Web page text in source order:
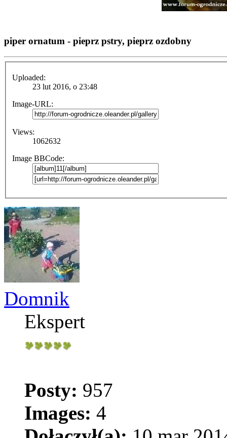
piper ornatum - pieprz pstry, pieprz ozdobny
Uploaded:
23 lut 2016, o 23:48
Image-URL:
Views:
1062632
Image BBCode:
Domnik
Ekspert
Posty: 957
Images: 4